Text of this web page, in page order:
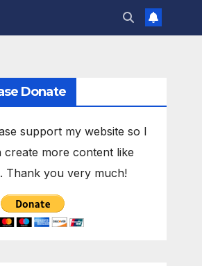
Donate
support my website so I
create more content like
Thank you very much!